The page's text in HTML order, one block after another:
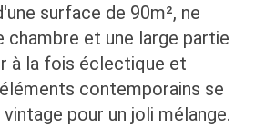
surface de 90m², ne
et une large partie
à la fois éclectique et
contemporains se
pour un joli mélange.